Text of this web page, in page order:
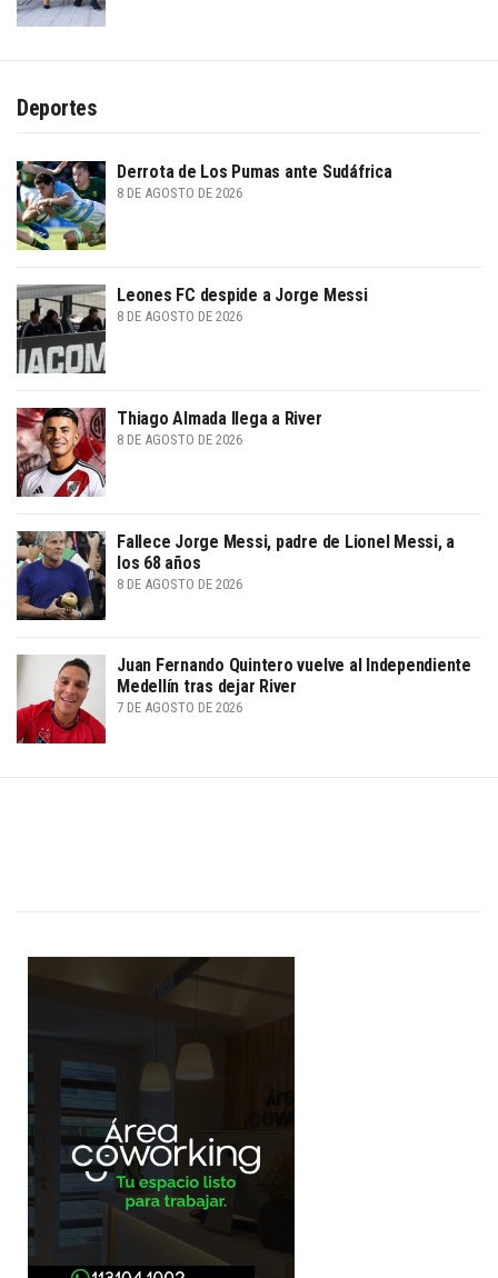
Deportes
Derrota de Los Pumas ante Sudáfrica
8 DE AGOSTO DE 2026
Leones FC despide a Jorge Messi
8 DE AGOSTO DE 2026
Thiago Almada llega a River
8 DE AGOSTO DE 2026
Fallece Jorge Messi, padre de Lionel Messi, a
los 68 años
8 DE AGOSTO DE 2026
Juan Fernando Quintero vuelve al Independiente
Medellín tras dejar River
7 DE AGOSTO DE 2026